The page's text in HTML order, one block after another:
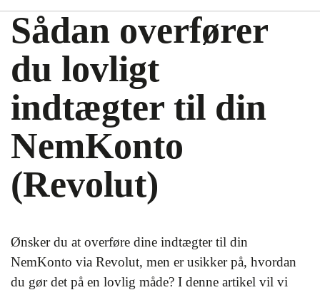
Sådan overfører
du lovligt
indtægter til din
NemKonto
(Revolut)
Ønsker du at overføre dine indtægter til din
NemKonto via Revolut, men er usikker på, hvordan
du gør det på en lovlig måde? I denne artikel vil vi